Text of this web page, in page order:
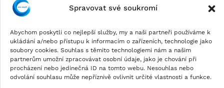
Spravovat své soukromí
Abychom poskytli co nejlepší služby, my a naši partneři používáme k
ukládání a/nebo přístupu k informacím o zařízeních, technologie jako
soubory cookies. Souhlas s těmito technologiemi nám a našim
partnerům umožní zpracovávat osobní údaje, jako je chování při
procházení nebo jedinečná ID na tomto webu. Nesouhlas nebo
odvolání souhlasu může nepříznivě ovlivnit určité vlastnosti a funkce.